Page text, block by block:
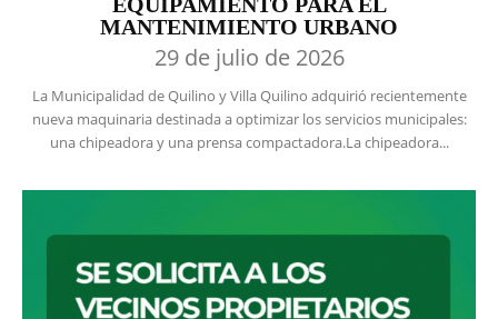
MANTENIMIENTO URBANO
29 de julio de 2026
La Municipalidad de Quilino y Villa Quilino adquirió recientemente
nueva maquinaria destinada a optimizar los servicios municipales:
una chipeadora y una prensa compactadora.La chipeadora...